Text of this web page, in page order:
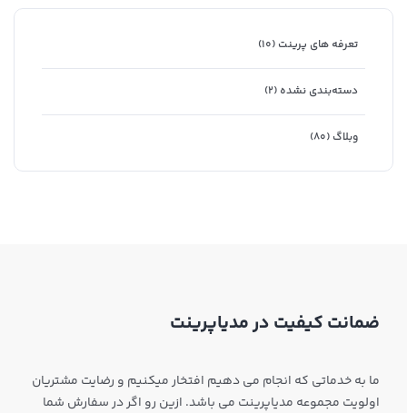
تعرفه های پرینت (۱۰)
دسته‌بندی نشده (۲)
وبلاگ (۸۰)
ضمانت کیفیت در مدیاپرینت
ما به خدماتی که انجام می دهیم افتخار میکنیم و رضایت مشتریان
اولویت مجموعه مدیاپرینت می باشد. ازین رو اگر در سفارش شما